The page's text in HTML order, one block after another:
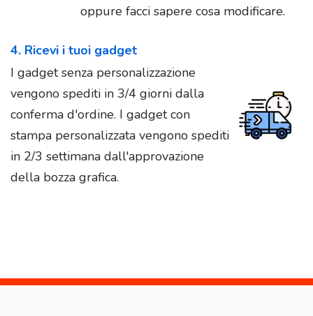
oppure facci sapere cosa modificare.
4. Ricevi i tuoi gadget
I gadget senza personalizzazione
vengono spediti in 3/4 giorni dalla
conferma d'ordine. I gadget con
stampa personalizzata vengono spediti
in 2/3 settimana dall'approvazione
della bozza grafica.